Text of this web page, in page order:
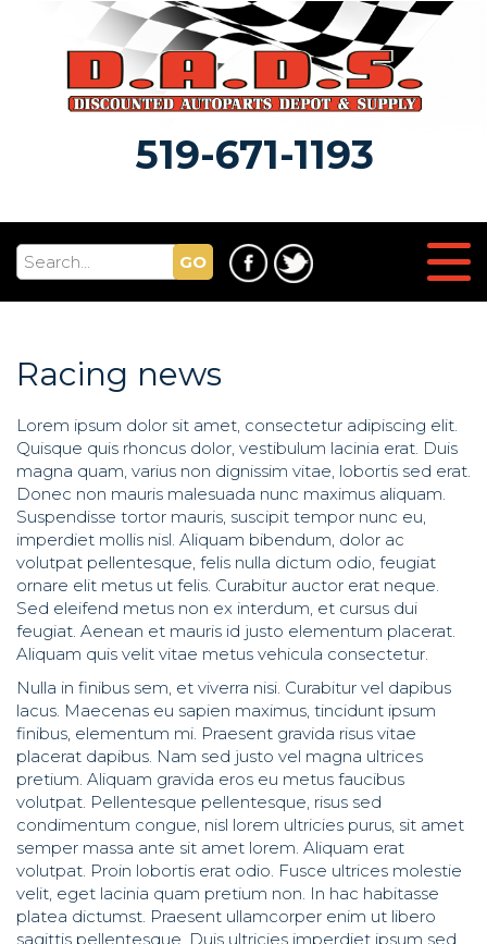
519-671-1193
GO
Racing news
Lorem ipsum dolor sit amet, consectetur adipiscing elit.
Quisque quis rhoncus dolor, vestibulum lacinia erat. Duis
magna quam, varius non dignissim vitae, lobortis sed erat.
Donec non mauris malesuada nunc maximus aliquam.
Suspendisse tortor mauris, suscipit tempor nunc eu,
imperdiet mollis nisl. Aliquam bibendum, dolor ac
volutpat pellentesque, felis nulla dictum odio, feugiat
ornare elit metus ut felis. Curabitur auctor erat neque.
Sed eleifend metus non ex interdum, et cursus dui
feugiat. Aenean et mauris id justo elementum placerat.
Aliquam quis velit vitae metus vehicula consectetur.
Nulla in finibus sem, et viverra nisi. Curabitur vel dapibus
lacus. Maecenas eu sapien maximus, tincidunt ipsum
finibus, elementum mi. Praesent gravida risus vitae
placerat dapibus. Nam sed justo vel magna ultrices
pretium. Aliquam gravida eros eu metus faucibus
volutpat. Pellentesque pellentesque, risus sed
condimentum congue, nisl lorem ultricies purus, sit amet
semper massa ante sit amet lorem. Aliquam erat
volutpat. Proin lobortis erat odio. Fusce ultrices molestie
velit, eget lacinia quam pretium non. In hac habitasse
platea dictumst. Praesent ullamcorper enim ut libero
sagittis pellentesque. Duis ultricies imperdiet ipsum sed